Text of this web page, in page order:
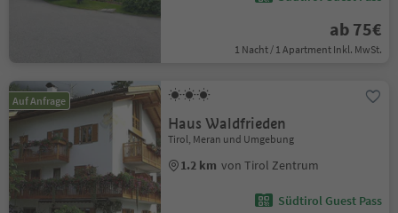
ab 75€
1 Nacht / 1 Apartment Inkl. MwSt.
Auf Anfrage
Haus Waldfrieden
Tirol, Meran und Umgebung
1.2 km von Tirol Zentrum
Südtirol Guest Pass